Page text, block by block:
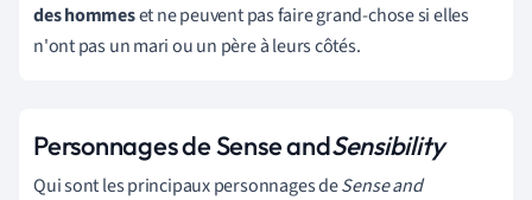
des hommeset ne peuvent pas faire grand-chose si elles
n'ont pas un mari ou un père à leurs côtés.
Personnages de Sense andSensibility
Qui sont les principaux personnages deSense and